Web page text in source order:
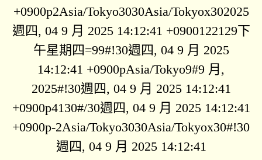
+0900p2Asia/Tokyo3030Asia/Tokyox302025
週四, 04 9 月 2025 14:12:41 +0900122129下
午星期四=99#!30週四, 04 9 月 2025
14:12:41 +0900pAsia/Tokyo9#9 月,
2025#!30週四, 04 9 月 2025 14:12:41
+0900p4130#/30週四, 04 9 月 2025 14:12:41
+0900p-2Asia/Tokyo3030Asia/Tokyox30#!30
週四, 04 9 月 2025 14:12:41